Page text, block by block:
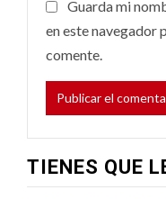
Guarda mi
en este navegador
comente.
TIENES QUE